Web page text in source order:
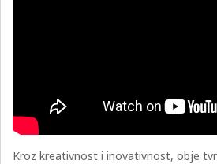
Kroz kreativnost i inovativnost, obje